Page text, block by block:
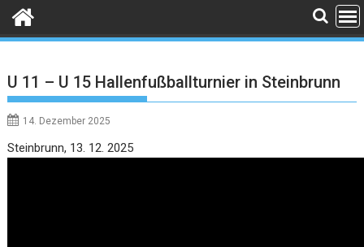
U 11 – U 15 Hallenfußballturnier in Steinbrunn
14. Dezember 2025
Steinbrunn, 13. 12. 2025Video